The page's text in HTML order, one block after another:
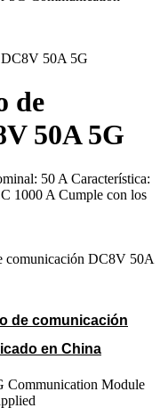
de
50A 5G
50 A Característica:
1000 A Cumple con los
comunicación DC8V 50A
de comunicación
en China